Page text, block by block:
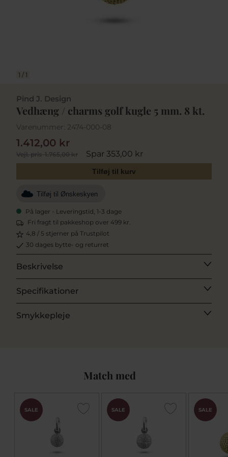
1 / 1
Pind J. Design
Vedhæng / charms golf kugle 5 mm. 8 kt.
Varenummer: 2474-000-08
Vejl. pris1.765,00 kr Spar 353,00 kr
1.412,00 kr
Tilføj til kurv
Tilføj til Ønskeskyen
På lager - Leveringstid, 1-3 dage
Fri fragt til pakkeshop over 499 kr.
4,8 / 5 stjerner på Trustpilot
30 dages bytte- og returret
Beskrivelse
Specifikationer
Smykkepleje
Match med
SALE SALE SALE